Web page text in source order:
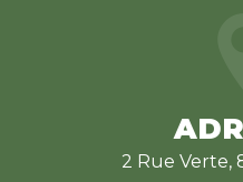
2 Rue